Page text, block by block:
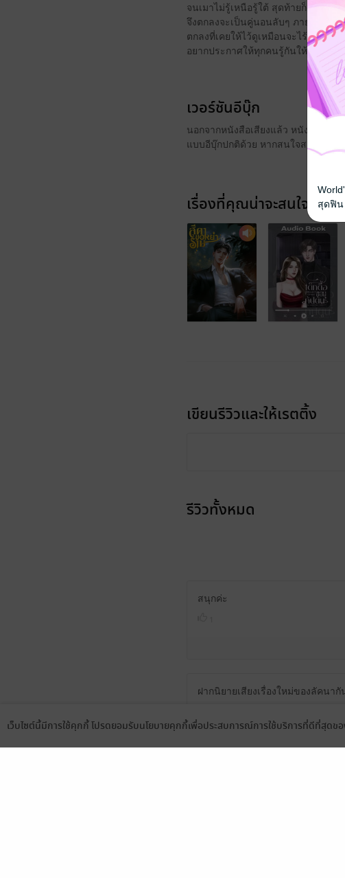
จนเมาไม่รู้เหนือรู้ใต้ สุดท้ายก็ลงเอย
จึงตกลงจะเป็นคู่นอนลับๆ ภายใต้เงื่อ
ตกลงที่เคยให้ไว้ดูเหมือนจะไร้ผล จา
อยากประกาศให้ทุกคนรู้กันให้ทั่วว่าเ
เวอร์ชันอีบุ๊ก
นอกจากหนังสือเสียงแล้ว หนังสือเล่ม
แบบอีบุ๊กปกติด้วย หากสนใจสามารถเลื
เรื่องที่คุณน่าจะสนใจ
เขียนรีวิวและให้เรตติ้ง
รีวิวทั้งหมด
สนุกค่ะ
ฝากนิยายเสียงเรื่องใหม่ของลัคนา
เว็บไซต์นี้มีการใช้คุกกี้ โปรดยอมรับนโยบายคุกกี้เพื่อประสบการณ์การใช้บริการที่ดีที่สุ
สุดฟิน